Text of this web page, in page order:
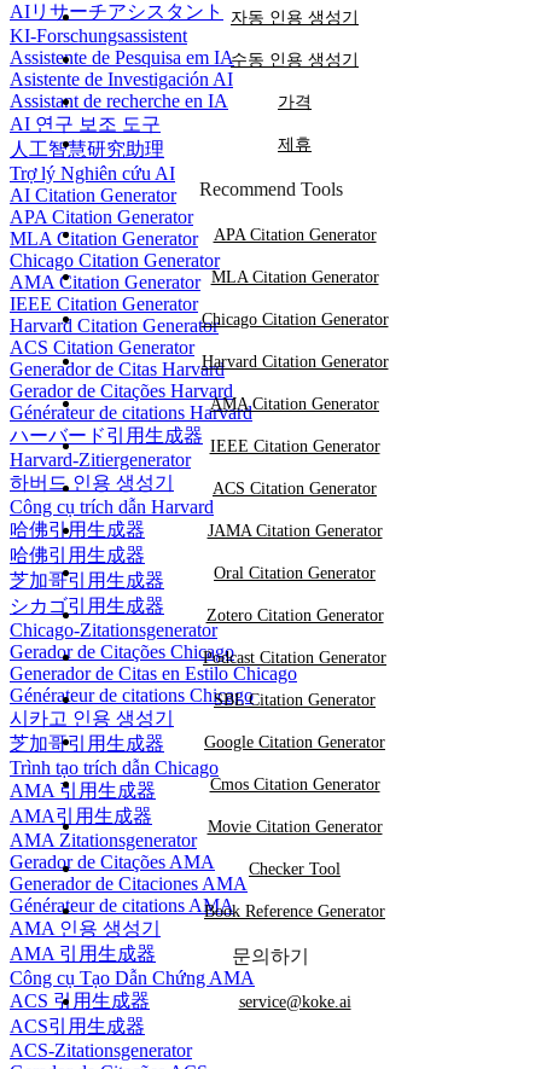
AIリサーチアシスタント
KI-Forschungsassistent
Assistente de Pesquisa em IA
Asistente de Investigación AI
Assistant de recherche en IA
AI 연구 보조 도구
人工智慧研究助理
Trợ lý Nghiên cứu AI
AI Citation Generator
APA Citation Generator
MLA Citation Generator
Chicago Citation Generator
AMA Citation Generator
IEEE Citation Generator
Harvard Citation Generator
ACS Citation Generator
Generador de Citas Harvard
Gerador de Citações Harvard
Générateur de citations Harvard
ハーバード引用生成器
Harvard-Zitiergenerator
하버드 인용 생성기
Công cụ trích dẫn Harvard
哈佛引用生成器
哈佛引用生成器
芝加哥引用生成器
シカゴ引用生成器
Chicago-Zitationsgenerator
Gerador de Citações Chicago
Generador de Citas en Estilo Chicago
Générateur de citations Chicago
시카고 인용 생성기
芝加哥引用生成器
Trình tạo trích dẫn Chicago
AMA 引用生成器
AMA引用生成器
AMA Zitationsgenerator
Gerador de Citações AMA
Generador de Citaciones AMA
Générateur de citations AMA
AMA 인용 생성기
AMA 引用生成器
Công cụ Tạo Dẫn Chứng AMA
ACS 引用生成器
ACS引用生成器
ACS-Zitationsgenerator
자동 인용 생성기
수동 인용 생성기
가격
제휴
Recommend Tools
APA Citation Generator
MLA Citation Generator
Chicago Citation Generator
Harvard Citation Generator
AMA Citation Generator
IEEE Citation Generator
ACS Citation Generator
JAMA Citation Generator
Oral Citation Generator
Zotero Citation Generator
Podcast Citation Generator
SBL Citation Generator
Google Citation Generator
Cmos Citation Generator
Movie Citation Generator
Checker Tool
Book Reference Generator
문의하기
service@koke.ai